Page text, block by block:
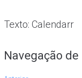
Texto: Calendarr
Navegação de